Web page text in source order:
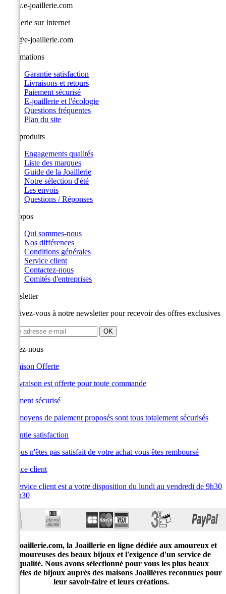
www.e-joaillerie.com
Joaillerie sur Internet
info@e-joaillerie.com
Informations
Garantie satisfaction
Livraisons et retours
Paiement sécurisé
E-joaillerie et l'écologie
Questions fréquentes
Plan du site
Nos produits
Engagements qualités
Liste des marques
Guide de la Joaillerie
Notre sélection d'été
Les envois
Questions / Réponses
A propos
Qui sommes-nous
Nos différences
Conditions générales
Service client
Contactez-nous
Comités d'entreprises
Newsletter
Inscrivez-vous à notre newsletter pour recevoir des offres exclusives
Suivez-nous
Livraison Offerte
La livraison est offerte pour toute commande
Paiement sécurisé
Les moyens de paiement proposés sont tous totalement sécurisés
Garantie satisfaction
Si vous n'êtes pas satisfait de votre achat vous êtes remboursé
Service client
Le service client est a votre disposition du lundi au vendredi de 9h30
à 19h30
E-joaillerie.com, la Joaillerie en ligne dédiée aux amoureux et
amoureuses des beaux bijoux et l'exigence d'un service de
qualité. Nous avons sélectionné pour vous les plus beaux
modèles de bijoux auprès des maisons Joaillères reconnues pour
leur savoir-faire et leurs créations.